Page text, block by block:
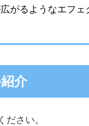
がるようなエフェ
介
ださい。